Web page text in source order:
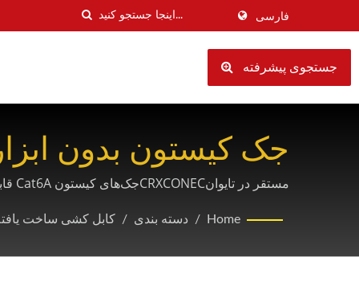
فارسی
جستجوی پیشرفته
شبکه‌های PoE پرسرعت
Home
/ دسته بندی / کابل کشی ساخت